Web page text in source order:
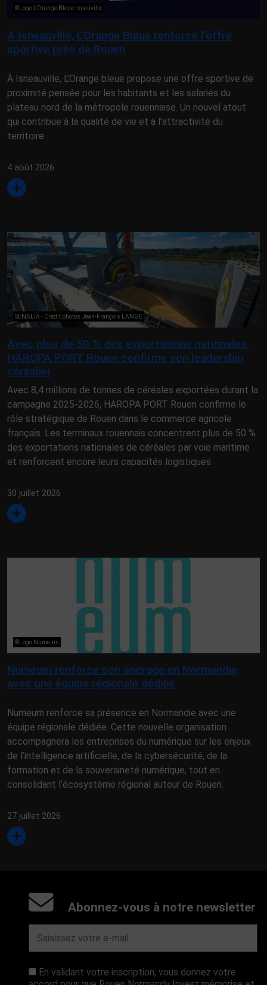
©Logo L'Orange Bleue Isnauville
À Isneauville, L’Orange Bleue renforce l’offre
sportive près de Rouen
À Isneauville, L’Orange bleue propose une offre sportive de
proximité pensée pour les habitants et les salariés du
plateau nord de la métropole rouennaise. Un nouvel atout
qui contribue à la qualité de vie et à l’attractivité du
territoire.
4 août 2026
SENALIA - Crédit photos Jean-François LANGE
Avec plus de 50 % des exportations nationales,
HAROPA PORT Rouen confirme son leadership
céréalier
Avec 8,4 millions de tonnes de céréales exportées durant la
campagne 2025-2026, HAROPA PORT Rouen confirme le
rôle stratégique de Rouen dans le commerce agricole
français. Les terminaux rouennais concentrent plus de 50 %
des exportations nationales de céréales par voie maritime
et renforcent encore leurs capacités logistiques.
30 juillet 2026
©Logo Numeum
Numeum renforce son ancrage en Normandie
avec une équipe régionale dédiée
Numeum renforce sa présence en Normandie avec une
équipe régionale dédiée. Cette nouvelle organisation
accompagnera les entreprises du numérique sur les enjeux
de l’intelligence artificielle, de la cybersécurité, de la
formation et de la souveraineté numérique, tout en
consolidant l’écosystème régional autour de Rouen.
27 juillet 2026
Abonnez-vous à notre newsletter
En validant votre inscription, vous donnez votre